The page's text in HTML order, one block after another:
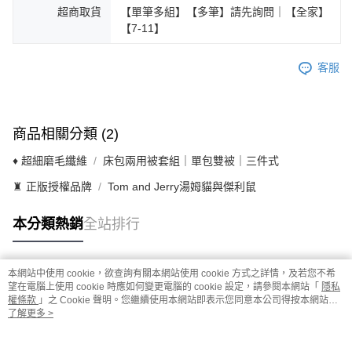
超商取貨
【單筆多組】【多筆】請先詢問｜【全家】
【7-11】
客服
商品相關分類 (2)
♦ 超細磨毛纖維 床包兩用被套組｜單包雙被｜三件式
♜ 正版授權品牌 Tom and Jerry湯姆貓與傑利鼠
本分類熱銷全站排行
熱門標籤
本網站中使用 cookie，欲查詢有關本網站使用 cookie 方式之詳情，及若您不希
望在電腦上使用 cookie 時應如何變更電腦的 cookie 設定，請參閱本網站「 隱私
權條款 」之 Cookie 聲明。您繼續使用本網站即表示您同意本公司得按本網站使
用條款之 Cookie 聲明使用 cookie。
了解更多 >